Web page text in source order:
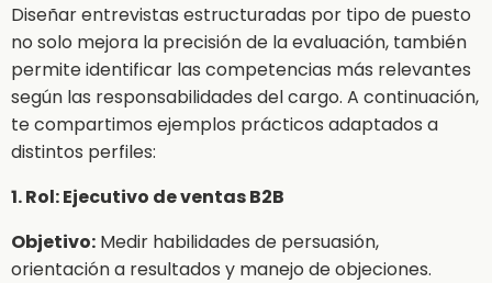
Diseñar entrevistas estructuradas por tipo de puesto
no solo mejora la precisión de la evaluación, también
permite identificar las competencias más relevantes
según las responsabilidades del cargo. A continuación,
te compartimos ejemplos prácticos adaptados a
distintos perfiles:
1. Rol: Ejecutivo de ventas B2B
Objetivo: Medir habilidades de persuasión,
orientación a resultados y manejo de objeciones.